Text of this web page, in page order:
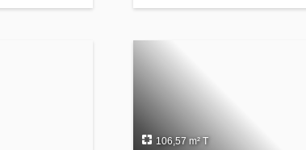
106,57 m² T